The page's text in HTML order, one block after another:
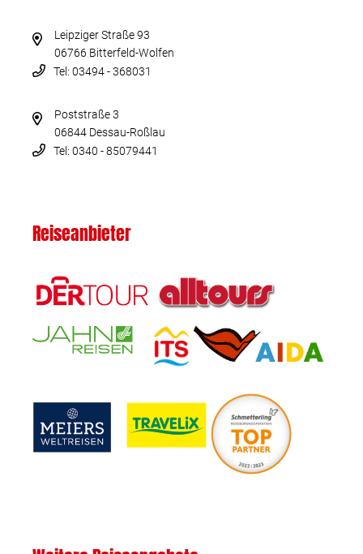
Leipziger Straße 93
06766 Bitterfeld-Wolfen
Tel: 03494 - 368031
Poststraße 3
06844 Dessau-Roßlau
Tel: 0340 - 85079441
Reiseanbieter